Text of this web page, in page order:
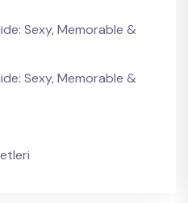
Sexy, Memorable &
Sexy, Memorable &